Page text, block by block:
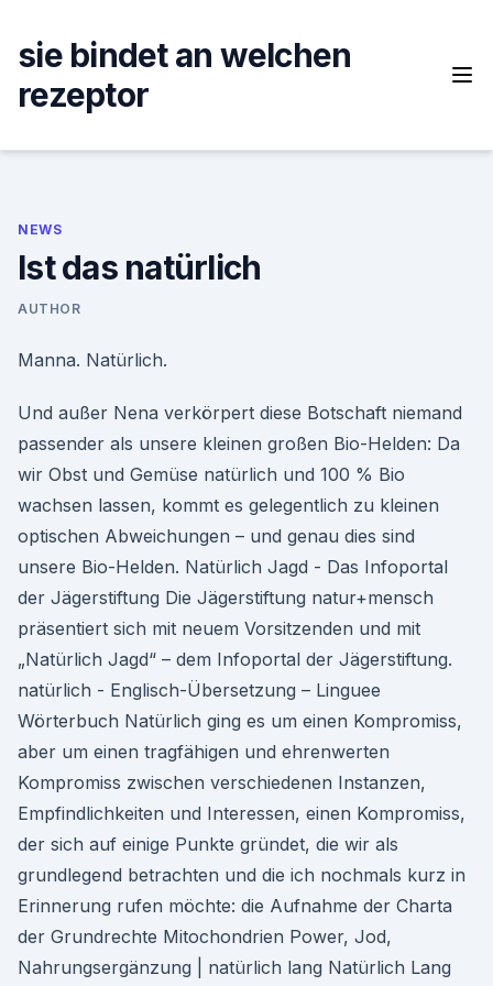
content
sie bindet an welchen
rezeptor
NEWS
Ist das natürlich
AUTHOR
Manna. Natürlich.
Und außer Nena verkörpert diese Botschaft niemand
passender als unsere kleinen großen Bio-Helden: Da
wir Obst und Gemüse natürlich und 100 % Bio
wachsen lassen, kommt es gelegentlich zu kleinen
optischen Abweichungen – und genau dies sind
unsere Bio-Helden. Natürlich Jagd - Das Infoportal
der Jägerstiftung Die Jägerstiftung natur+mensch
präsentiert sich mit neuem Vorsitzenden und mit
„Natürlich Jagd“ – dem Infoportal der Jägerstiftung.
natürlich - Englisch-Übersetzung – Linguee
Wörterbuch Natürlich ging es um einen Kompromiss,
aber um einen tragfähigen und ehrenwerten
Kompromiss zwischen verschiedenen Instanzen,
Empfindlichkeiten und Interessen, einen Kompromiss,
der sich auf einige Punkte gründet, die wir als
grundlegend betrachten und die ich nochmals kurz in
Erinnerung rufen möchte: die Aufnahme der Charta
der Grundrechte Mitochondrien Power, Jod,
Nahrungsergänzung | natürlich lang Natürlich Lang